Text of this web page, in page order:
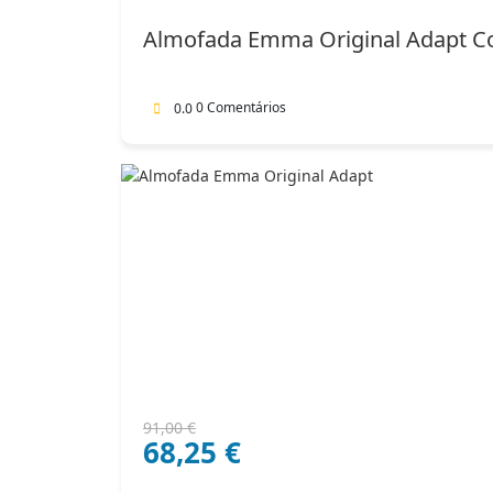
102,00 €.
71,40 €.
Almofada Emma Original Adapt
0.00 Comentários
91,00€
O
preço
68,25 €
O
preço